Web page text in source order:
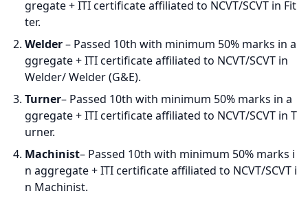
gregate + ITI certificate affiliated to NCVT/SCVT in Fit
ter.
Welder– Passed 10th with minimum 50% marks in a
ggregate + ITI certificate affiliated to NCVT/SCVT in
Welder/ Welder (G&E).
Turner– Passed 10th with minimum 50% marks in a
ggregate + ITI certificate affiliated to NCVT/SCVT in T
urner.
Machinist– Passed 10th with minimum 50% marks i
n aggregate + ITI certificate affiliated to NCVT/SCVT i
n Machinist.